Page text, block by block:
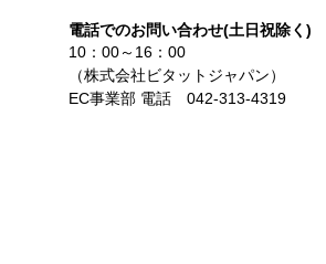
電話でのお問い合わせ(土日祝除く)
10：00～16：00
（株式会社ビタットジャパン）
EC事業部 電話 042-313-4319